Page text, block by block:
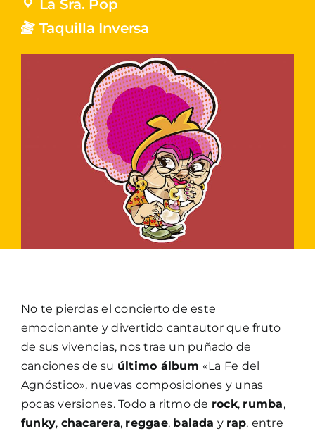
La Sra. Pop
Taquilla Inversa
No te pierdas el concierto de este
emocionante y divertido cantautor que fruto
de sus vivencias, nos trae un puñado de
canciones de su último álbum «La Fe del
Agnóstico», nuevas composiciones y unas
pocas versiones. Todo a ritmo de rock, rumba,
funky, chacarera, reggae, balada y rap, entre